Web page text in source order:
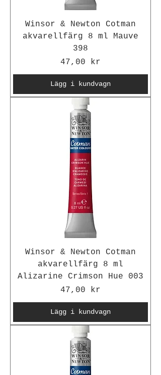
Winsor & Newton Cotman
akvarellfärg 8 ml Mauve
398
Pris
47,00 kr
Lägg i kundvagn
Winsor & Newton Cotman
akvarellfärg 8 ml
Alizarine Crimson Hue 003
Pris
47,00 kr
Lägg i kundvagn